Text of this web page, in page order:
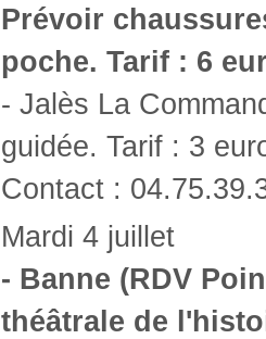
Prévoir
poche. Tarif : 6
- Jalès La
guidée. Tarif : 3
Contact :
Mardi 4 juillet
- Banne (RDV
théâtrale de